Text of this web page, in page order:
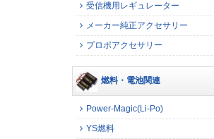
受信機用レギュレーター
メーカー純正アクセサリー
プロポアクセサリー
燃料・電池関連
Power-Magic(Li-Po)
YS燃料